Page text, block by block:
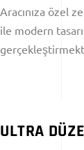
Aracınıza özel
ile modern
ULTRA